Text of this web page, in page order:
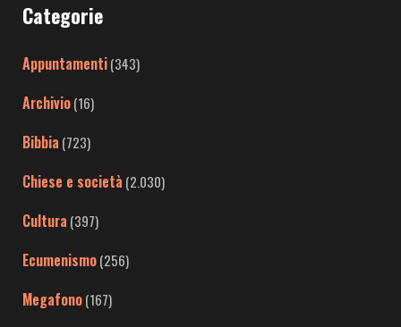
Categorie
Appuntamenti(343)
Archivio(16)
Bibbia (723)
Chiese e società (2.030)
Cultura (397)
Ecumenismo(256)
Megafono(167)